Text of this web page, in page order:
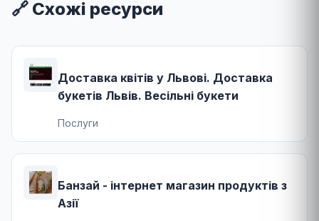
🔗 Схожі ресурси
Доставка квітів у Львові. Доставка
букетів Львів. Весільні букети
Послуги
Банзай - інтернет магазин продуктів з
Азії